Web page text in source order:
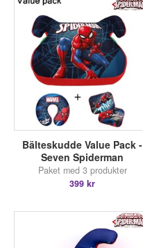
Bälteskudde Value Pack -
Seven Spiderman
Paket med 3 produkter
399 kr